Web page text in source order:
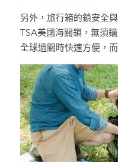
另外，旅行箱的鎖安全
TSA美國海關鎖，無須
全球過關時快速方便，